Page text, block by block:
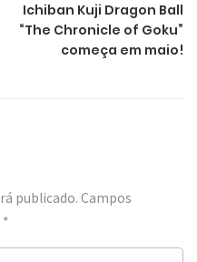
Ichiban Kuji Dragon Ball
“The Chronicle of Goku”
começa em maio!
publicado. Campos
*